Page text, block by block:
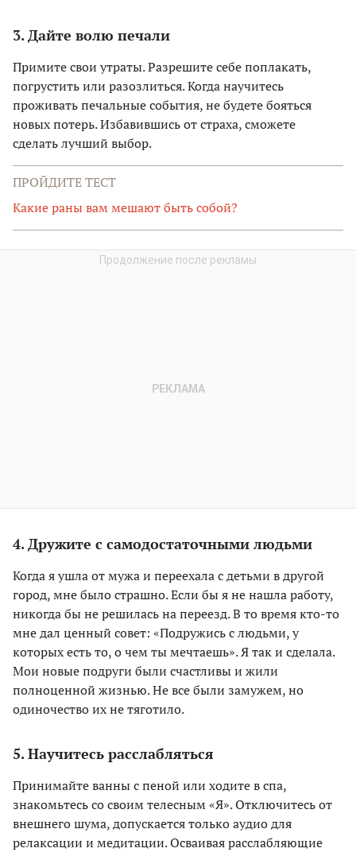
3. Дайте волю печали
Примите свои утраты. Разрешите себе поплакать,
погрустить или разозлиться. Когда научитесь
проживать печальные события, не будете бояться
новых потерь. Избавившись от страха, сможете
сделать лучший выбор.
ПРОЙДИТЕ ТЕСТ
Какие раны вам мешают быть собой?
4. Дружите с самодостаточными людьми
Когда я ушла от мужа и переехала с детьми в другой
город, мне было страшно. Если бы я не нашла работу,
никогда бы не решилась на переезд. В то время кто-то
мне дал ценный совет: «Подружись с людьми, у
которых есть то, о чем ты мечтаешь». Я так и сделала.
Мои новые подруги были счастливы и жили
полноценной жизнью. Не все были замужем, но
одиночество их не тяготило.
5. Научитесь расслабляться
Принимайте ванны с пеной или ходите в спа,
знакомьтесь со своим телесным «Я». Отключитесь от
внешнего шума, допускается только аудио для
релаксации и медитации. Осваивая расслабляющие